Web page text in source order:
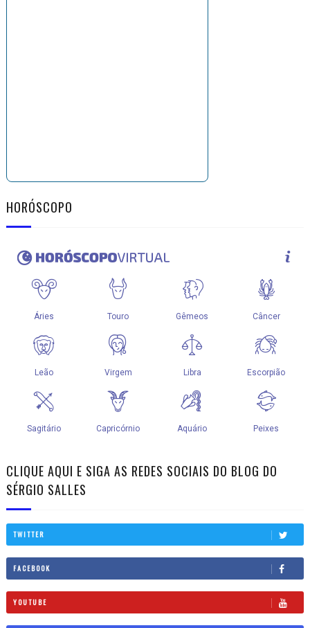
HORÓSCOPO
CLIQUE AQUI E SIGA AS REDES SOCIAIS DO BLOG DO
SÉRGIO SALLES
TWITTER
FACEBOOK
YOUTUBE